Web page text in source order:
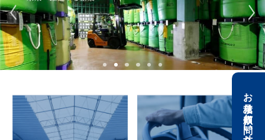
お見積り依頼
お問い合せ
Previous
1 2 3 4 5 6